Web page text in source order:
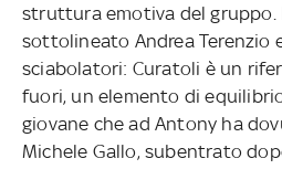
struttura emotiva del gruppo.
sottolineato Andrea Terenzio
sciabolatori: Curatoli è un
fuori, un elemento di
giovane che ad Antony ha
Michele Gallo, subentrato